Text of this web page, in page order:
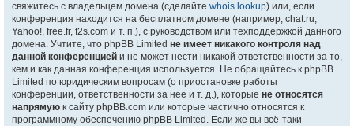
свяжитесь с владельцем домена (сделайте whois lookup) или, если
конференция находится на бесплатном домене (например, chat.ru,
Yahoo!, free.fr, f2s.com и т. п.), с руководством или техподдержкой данного
домена. Учтите, что phpBB Limited не имеет никакого контроля над
данной конференцией и не может нести никакой ответственности за то,
кем и как данная конференция используется. Не обращайтесь к phpBB
Limited по юридическим вопросам (о приостановке работы
конференции, ответственности за неё и т. д.), которые не относятся
напрямую к сайту phpBB.com или которые частично относятся к
программному обеспечению phpBB Limited. Если же вы всё-таки